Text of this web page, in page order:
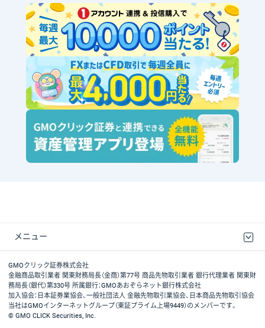
メニュー
取引規程・約款
最良執行方針
ディスクレイマー
リスク説明
GMOクリック証券ホームページ
GMOクリック証券株式会社
金融商品取引業者 関東財務局長（金商）第77号 商品先物取引業者 銀行代理業者 関東財
務局長（銀代）第330号 所属銀行：GMOあおぞらネット銀行株式会社
加入協会：日本証券業協会、一般社団法人 金融先物取引業協会、日本商品先物取引協会
当社はGMOインターネットグループ（東証プライム上場9449）のメンバーです。
© GMO CLICK Securities, Inc.